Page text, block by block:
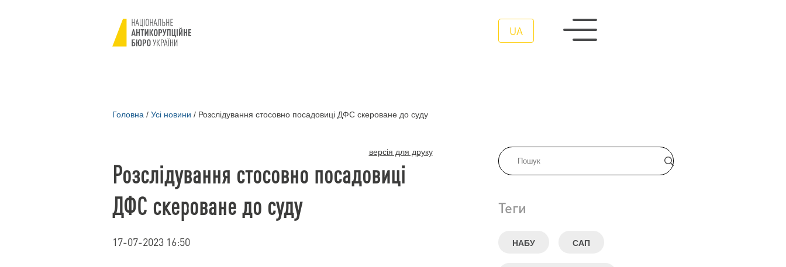
UA
Головна / Усі новини / Розслідування стосовно посадовиці ДФС скероване до суду
Теги
НАБУ САП
версія для друку
Розслідування стосовно посадовиці
ДФС скероване до суду
17-07-2023 16:50